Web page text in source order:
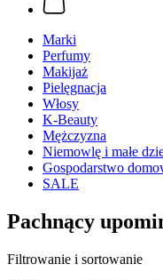
Marki
Perfumy
Makijaż
Pielęgnacja
Włosy
K-Beauty
Mężczyzna
Niemowlę i małe
Gospodarstwo
SALE
Pachnący
Filtrowanie i sortowanie